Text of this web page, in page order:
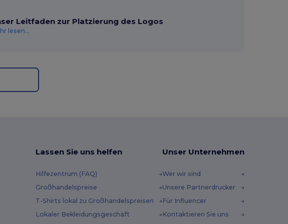
Leitfaden zur Platzierung des Logos
lesen...
Lassen Sie uns helfen
Hilfezentrum (FAQ)
Großhandelspreise
T-Shirts lokal zu Großhandelspreisen
Lokaler Bekleidungsgeschäft
Unser Unternehmen
Wer wir sind
Unsere Partnerdrucker
Für Influencer
Kontaktieren Sie uns